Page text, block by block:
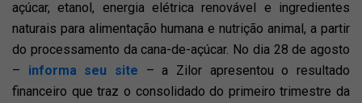
açúcar, etanol, energia elétrica renovável e ingredientes
naturais para alimentação humana e nutrição animal, a partir
do processamento da cana-de-açúcar. No dia 28 de agosto
– informa seu site – a Zilor apresentou o resultado
financeiro que traz o consolidado do primeiro trimestre da